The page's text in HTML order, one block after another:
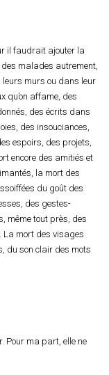
il faudrait ajouter la
malades autrement,
leurs murs ou dans leur
qu’on affame, des
des écrits dans
des insouciances,
espoirs, des projets,
encore des amitiés et
la mort des
du goût des
des gestes-
même tout près, des
La mort des visages
du son clair des mots
Pour ma part, elle ne